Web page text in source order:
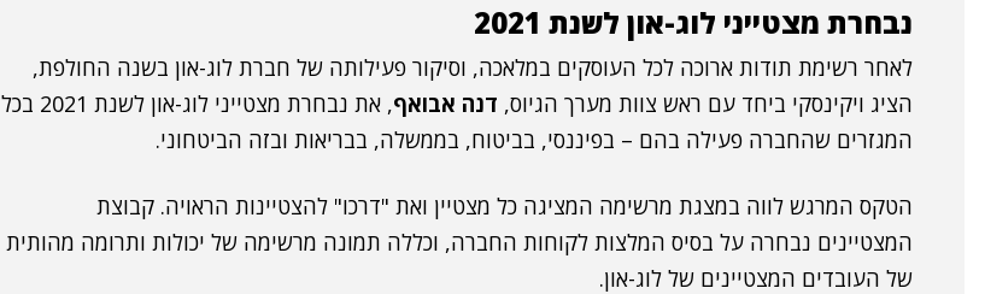
נבחרת מצטייני לוג-און לשנת 2021
לאחר רשימת תודות ארוכה לכל העוסקים במלאכה, וסיקור פעילותה של חברת לוג-און בשנה החולפת,
הציג ויקינסקי ביחד עם ראש צוות מערך הגיוס, דנה אבואף
, את נבחרת מצטייני לוג-און לשנת 2021 בכל
המגזרים שהחברה פעילה בהם – בפיננסי, בביטוח, בממשלה, בבריאות ובזה הביטחוני.
הטקס המרגש לווה במצגת מרשימה המציגה כל מצטיין ואת "דרכו" להצטיינות הראויה. קבוצת
המצטיינים נבחרה על בסיס המלצות לקוחות החברה, וכללה תמונה מרשימה של יכולות ותרומה מהותית
של העובדים המצטיינים של לוג-און.